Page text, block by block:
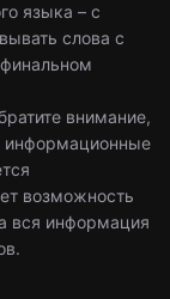
языка – с
слова с
внимание,
информационные
возможность
вся информация